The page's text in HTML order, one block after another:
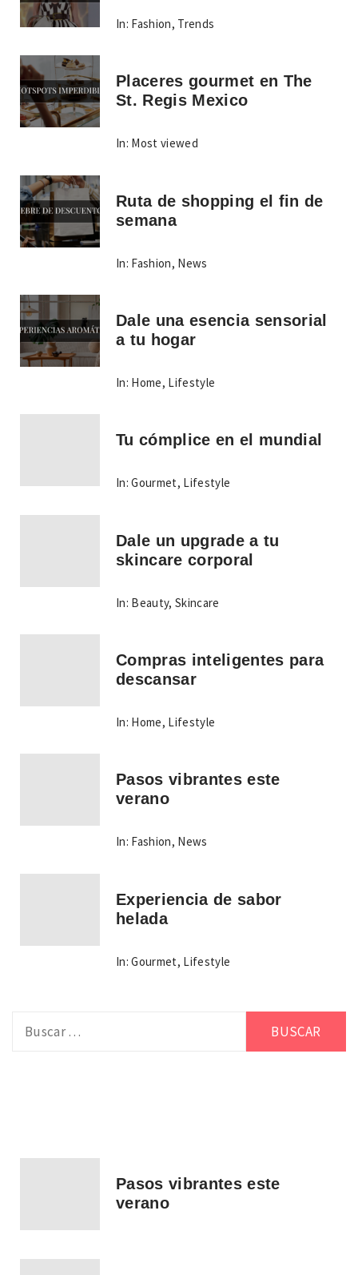
In: Fashion, Trends
Placeres gourmet en The
St. Regis Mexico
In: Most viewed
Ruta de shopping el fin de
semana
In: Fashion, News
Dale una esencia sensorial
a tu hogar
In: Home, Lifestyle
Tu cómplice en el mundial
In: Gourmet, Lifestyle
Dale un upgrade a tu
skincare corporal
In: Beauty,Skincare
Compras inteligentes para
descansar
In: Home, Lifestyle
Pasos vibrantes este
verano
In: Fashion, News
Experiencia de sabor
helada
In: Gourmet, Lifestyle
Pasos vibrantes este
verano